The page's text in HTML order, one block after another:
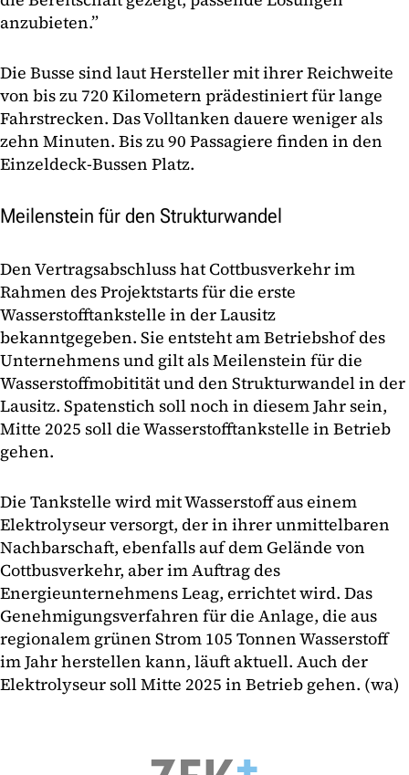
anzubieten.”
Die Busse sind laut Hersteller mit ihrer Reichweite
von bis zu 720 Kilometern prädestiniert für lange
Fahrstrecken. Das Volltanken dauere weniger als
zehn Minuten. Bis zu 90 Passagiere finden in den
Einzeldeck-Bussen Platz.
Meilenstein für den Strukturwandel
Den Vertragsabschluss hat Cottbusverkehr im
Rahmen des Projektstarts für die erste
Wasserstofftankstelle in der Lausitz
bekanntgegeben. Sie entsteht am Betriebshof des
Unternehmens und gilt als Meilenstein für die
Wasserstoffmobitität und den Strukturwandel in der
Lausitz. Spatenstich soll noch in diesem Jahr sein,
Mitte 2025 soll die Wasserstofftankstelle in Betrieb
gehen.
Die Tankstelle wird mit Wasserstoff aus einem
Elektrolyseur versorgt, der in ihrer unmittelbaren
Nachbarschaft, ebenfalls auf dem Gelände von
Cottbusverkehr, aber im Auftrag des
Energieunternehmens Leag, errichtet wird. Das
Genehmigungsverfahren für die Anlage, die aus
regionalem grünen Strom 105 Tonnen Wasserstoff
im Jahr herstellen kann, läuft aktuell. Auch der
Elektrolyseur soll Mitte 2025 in Betrieb gehen. (wa)